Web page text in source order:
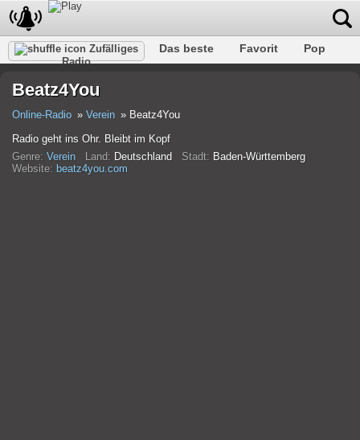
Zufälliges
Radio
Das beste Favorit
Pop
Rap
Trans
Beatz4You
Online-Radio Verein
Beatz4You
Radio geht ins Ohr. Bleibt im Kopf
Genre: Verein Land: Deutschland Stadt: Baden-Württemberg
Website: beatz4you.com